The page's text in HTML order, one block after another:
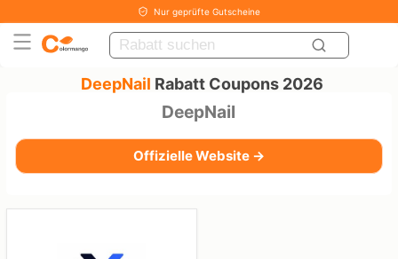
Nur geprüfte Gutscheine
DeepNail Rabatt Coupons 2026
DeepNail
Offizielle Website →